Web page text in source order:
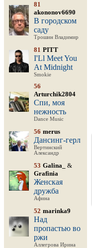
81
akononov6690
В городском
саду
Трошин Владимир
81 PITT
I'Ll Meet You
At Midnight
Smokie
56
Arturchik2804
Спи, моя
нежность
Dance Music
56 merus
Дансинг-герл
Вертинский
Александр
53 Galina_
&
Grafinia
Женская
дружба
Афина
52 marinka9
Над
пропастью во
ржи
Аллегрова Ирина